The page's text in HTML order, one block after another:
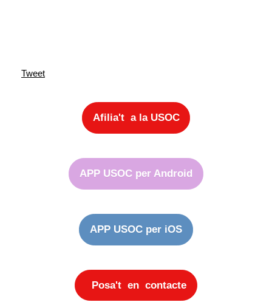
Tweet
Afilia't a la USOC
APP USOC per Android
APP USOC per iOS
Posa't en contacte